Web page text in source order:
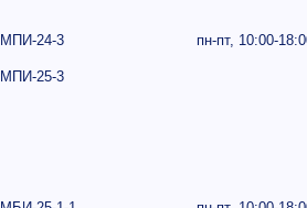
МПИ-24-3
МПИ-25-3
пн-пт, 10:00-